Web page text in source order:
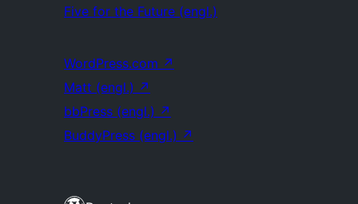
Five for the Future (engl.)
WordPress.com ↗
Matt (engl.) ↗
bbPress (engl.) ↗
BuddyPress (engl.) ↗